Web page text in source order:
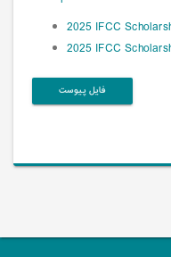
2025 IFCC
2025 IFCC
فایل پیوست